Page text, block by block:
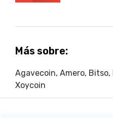
Más sobre:
Agavecoin, Amero, Bitso,
Xoycoin